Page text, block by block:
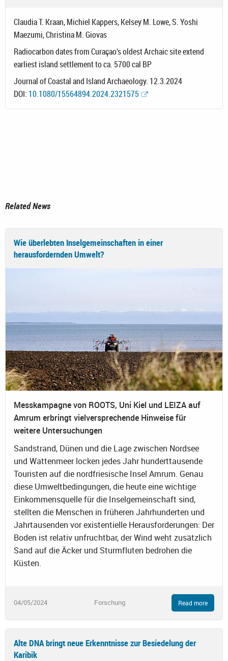
Claudia T. Kraan, Michiel Kappers, Kelsey M. Lowe, S. Yoshi
Maezumi, Christina M. Giovas
Radiocarbon dates from Curaçao’s oldest Archaic site extend
earliest island settlement to ca. 5700 cal BP
Journal of Coastal and Island Archaeology. 12.3.2024
DOI: 10.1080/15564894.2024.2321575
Related News
Wie überlebten Inselgemeinschaften in einer
herausfordernden Umwelt?
Messkampagne von ROOTS, Uni Kiel und LEIZA auf
Amrum erbringt vielversprechende Hinweise für
weitere Untersuchungen
Sandstrand, Dünen und die Lage zwischen Nordsee
und Wattenmeer locken jedes Jahr hunderttausende
Touristen auf die nordfriesische Insel Amrum. Genau
diese Umweltbedingungen, die heute eine wichtige
Einkommensquelle für die Inselgemeinschaft sind,
stellten die Menschen in früheren Jahrhunderten und
Jahrtausenden vor existentielle Herausforderungen: Der
Boden ist relativ unfruchtbar, der Wind weht zusätzlich
Sand auf die Äcker und Sturmfluten bedrohen die
Küsten.
04/05/2024 Forschung Read more
Alte DNA bringt neue Erkenntnisse zur Besiedelung der
Karibik